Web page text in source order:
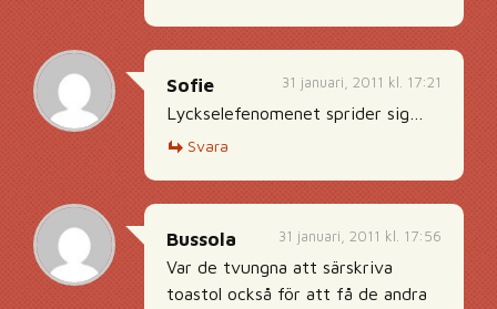
31 januari, 2011 kl. 17:21
Sofie
Lyckselefenomenet sprider sig…
Svara
31 januari, 2011 kl. 17:56
Bussola
Var de tvungna att särskriva
toastol också för att få de andra